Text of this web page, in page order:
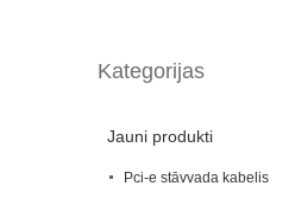
Kategorijas
Jauni produkti
Pci-e stāvvada kabelis